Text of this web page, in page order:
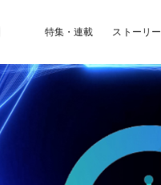
特集・連載 ストーリー